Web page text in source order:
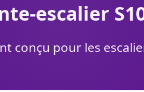
escalier
conçu pour les